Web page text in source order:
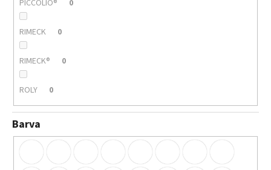
PICCOLIO® 0
RIMECK 0
RIMECK® 0
ROLY 0
Barva